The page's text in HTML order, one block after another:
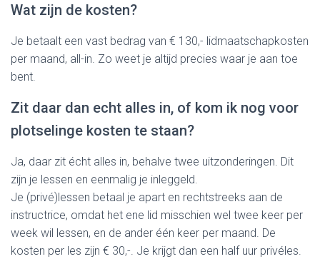
Wat zijn de kosten?
Je betaalt een vast bedrag van € 130,- lidmaatschapkosten
per maand, all-in. Zo weet je altijd precies waar je aan toe
bent.
Zit daar dan echt alles in, of kom ik nog voor
plotselinge kosten te staan?
Ja, daar zit écht alles in, behalve twee uitzonderingen. Dit
zijn je lessen en eenmalig je inleggeld.
Je (privé)lessen betaal je apart en rechtstreeks aan de
instructrice, omdat het ene lid misschien wel twee keer per
week wil lessen, en de ander één keer per maand. De
kosten per les zijn € 30,-. Je krijgt dan een half uur privéles.